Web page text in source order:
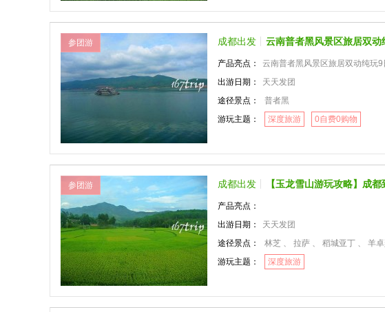
参团游 成都出发 云南普者黑风景区旅居双
产品亮点：
云南普者黑风景区旅居双动纯玩
出游日期：
天天发团
途径景点：
普者黑
游玩主题：
深度旅游 0自费0购物
参团游 成都出发 【玉龙雪山游玩攻略】成
产品亮点：
出游日期：
天天发团
途径景点：
林芝 、 拉萨 、 稻城亚丁 、 羊
游玩主题：
深度旅游